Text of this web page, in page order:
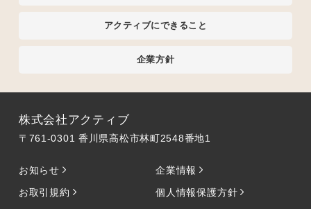
アクティブにできること
企業方針
株式会社アクティブ
〒761-0301 香川県高松市林町2548番地1
お知らせ
企業情報
お取引規約
個人情報保護方針